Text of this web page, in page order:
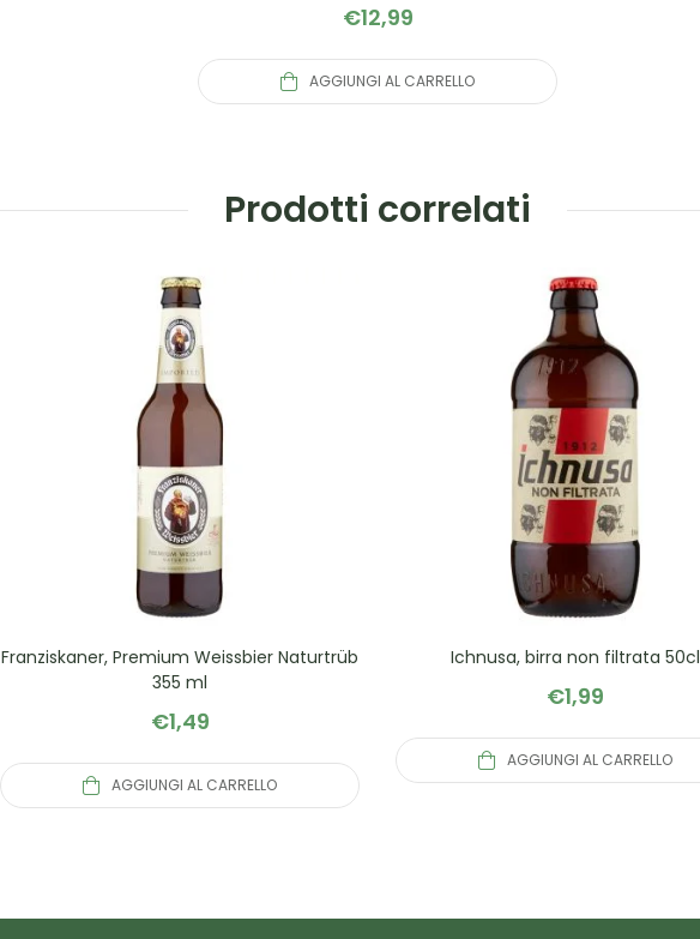
€12,99
AGGIUNGI AL CARRELLO
Prodotti correlati
Franziskaner, Premium Weissbier Naturtrüb
355 ml
€1,49
AGGIUNGI AL CARRELLO
Ichnusa, birra non filtrata 50cl
€1,99
AGGIUNGI AL CARRELLO